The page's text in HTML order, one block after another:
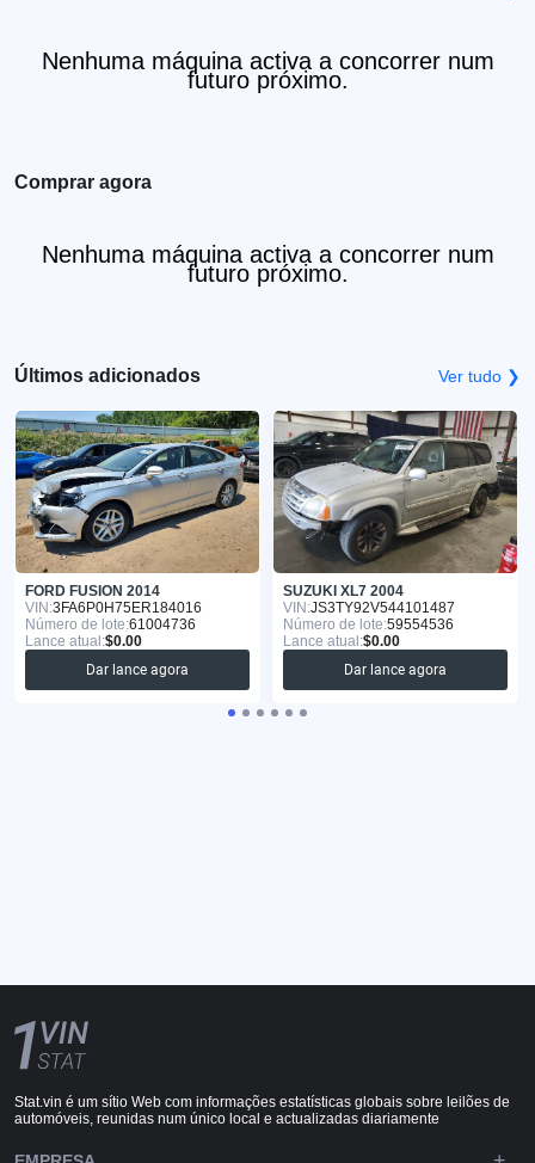
Nenhuma máquina activa a concorrer num
futuro próximo.
Comprar agora
Nenhuma máquina activa a concorrer num
futuro próximo.
Últimos adicionados Ver tudo ❯
FORD FUSION 2014
VIN:3FA6P0H75ER184016
Número de lote:61004736
Lance atual:$0.00
Dar lance agora
SUZUKI XL7 2004
VIN:JS3TY92V544101487
Número de lote:59554536
Lance atual:$0.00
Dar lance agora
Stat.vin é um sítio Web com informações estatísticas globais sobre leilões de
automóveis, reunidas num único local e actualizadas diariamente